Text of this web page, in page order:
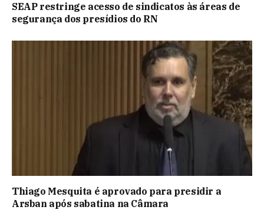
SEAP restringe acesso de sindicatos às áreas de
segurança dos presídios do RN
Thiago Mesquita é aprovado para presidir a
Arsban após sabatina na Câmara